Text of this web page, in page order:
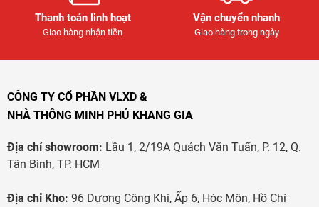
Thanh toán linh hoạt
Giao hàng nhận tiền
Vận chuyển nhanh
Giao hàng trong ngày
CÔNG TY CỔ PHẦN VLXD &
NHÀ THÔNG MINH PHÚ KHANG GIA
Địa chỉ showroom: Lầu 1, 2/19A Quách Văn Tuấn, P. 12, Q.
Tân Bình, TP. HCM
Địa chỉ Kho: 96 Dương Công Khi, Ấp 6, Hóc Môn, Hồ Chí